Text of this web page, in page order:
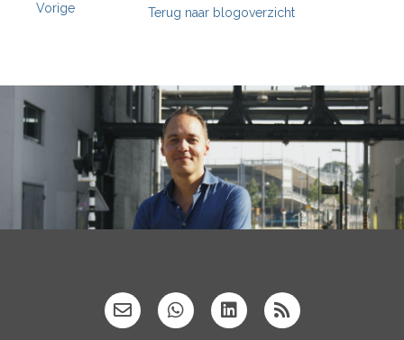
Vorige Terug naar blogoverzicht